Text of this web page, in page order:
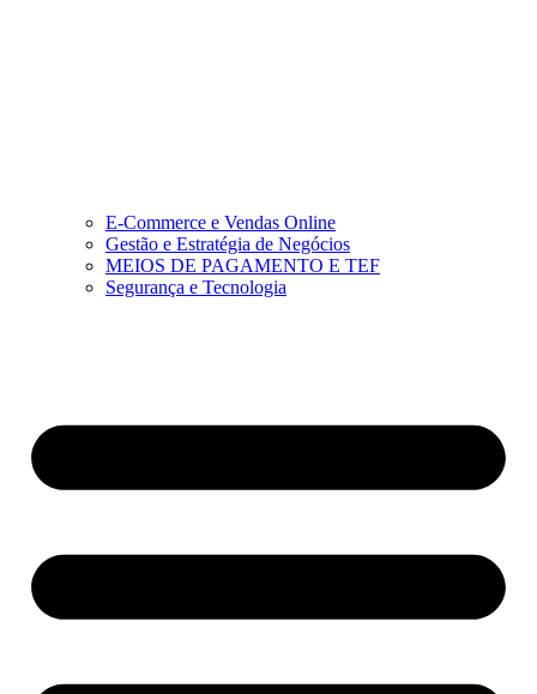
E-Commerce e Vendas Online
Gestão e Estratégia de Negócios
MEIOS DE PAGAMENTO E TEF
Segurança e Tecnologia